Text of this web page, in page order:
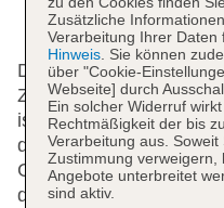
Das bietet
Das Hotel mit einem
Zimmer. Das
ist gerne bei allen
der Unterbringung
Gepäckaufbewahrung
den öffentlichen
Zusätzliche
Verarbeitung Ihrer Daten
Hinweis. Sie können
über "Cookie-
Webseite] durch
Ein solcher Widerruf
Rechtmäßigkeit der bis
Verarbeitung aus. Soweit
Zustimmung verweigern,
Angebote unterbreitet
sind aktiv.